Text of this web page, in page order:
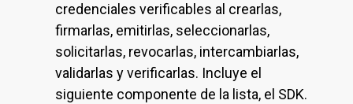
credenciales verificables al crearlas,
firmarlas, emitirlas, seleccionarlas,
solicitarlas, revocarlas, intercambiarlas,
validarlas y verificarlas. Incluye el
siguiente componente de la lista, el SDK.